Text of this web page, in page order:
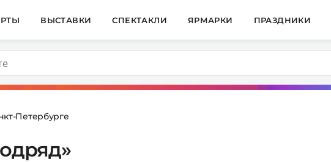
ВЫСТАВКИ СПЕКТАКЛИ ЯРМАРКИ ПРАЗДНИКИ
Петербурге